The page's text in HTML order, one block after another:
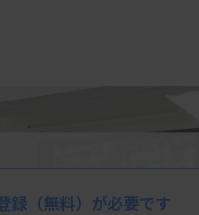
録 （無料）が必要です